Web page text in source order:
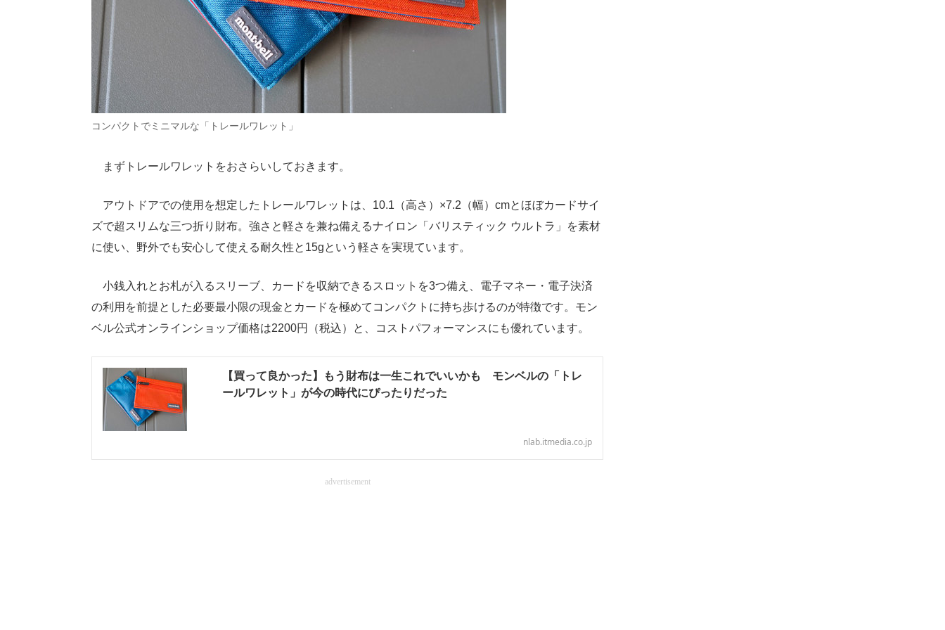
コンパクトでミニマルな「トレールワレット」
まずトレールワレットをおさらいしておきます。
アウトドアでの使用を想定したトレールワレットは、10.1（高さ）×7.2（幅）cmとほぼカードサイ
ズで超スリムな三つ折り財布。強さと軽さを兼ね備えるナイロン「バリスティック ウルトラ」を素材
に使い、野外でも安心して使える耐久性と15gという軽さを実現ています。
小銭入れとお札が入るスリーブ、カードを収納できるスロットを3つ備え、電子マネー・電子決済
の利用を前提とした必要最小限の現金とカードを極めてコンパクトに持ち歩けるのが特徴です。モン
ベル公式オンラインショップ価格は2200円（税込）と、コストパフォーマンスにも優れています。
【買って良かった】もう財布は一生これでいいかも モンベルの「トレ
ールワレット」が今の時代にぴったりだった
nlab.itmedia.co.jp
advertisement